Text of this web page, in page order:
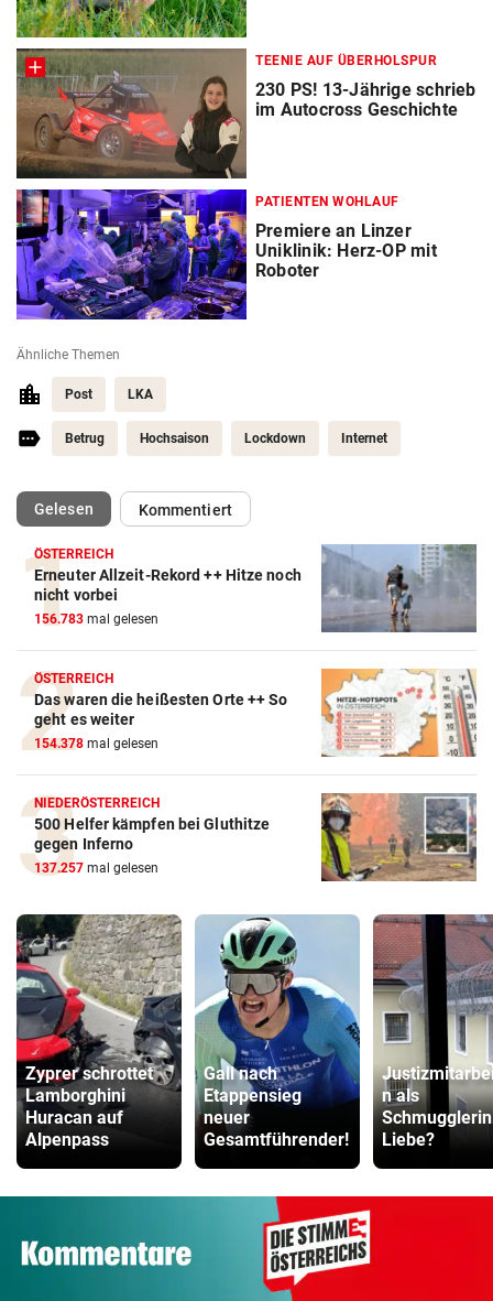
TEENIE AUF ÜBERHOLSPUR
230 PS! 13-Jährige schrieb
im Autocross Geschichte
PATIENTEN WOHLAUF
Premiere an Linzer
Uniklinik: Herz-OP mit
Roboter
Ähnliche Themen
Post LKA
Betrug Hochsaison Lockdown Internet
Gelesen(ausgewählt)Kommentiert
ÖSTERREICH
Erneuter Allzeit-Rekord ++ Hitze noch
nicht vorbei
156.783 mal gelesen
ÖSTERREICH
Das waren die heißesten Orte ++ So
geht es weiter
154.378 mal gelesen
NIEDERÖSTERREICH
500 Helfer kämpfen bei Gluthitze
gegen Inferno
137.257 mal gelesen
Zyprer schrottet
Lamborghini
Huracan auf
Alpenpass
Gall nach
Etappensieg
neuer
Gesamtführender!
n als
Liebe?